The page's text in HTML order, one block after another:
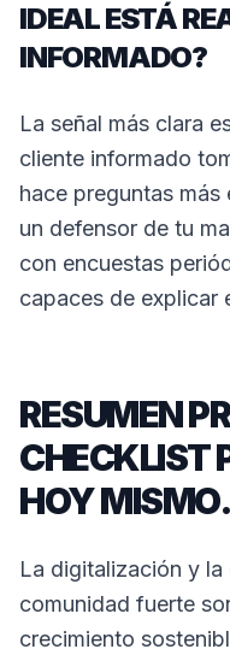
IDEAL ESTÁ
INFORMADO?
La señal más clara
cliente informado
hace preguntas
un defensor de tu
con encuestas
capaces de explicar
RESUMEN
CHECKLIST
HOY MISMO.
La digitalización y
comunidad fuerte
crecimiento